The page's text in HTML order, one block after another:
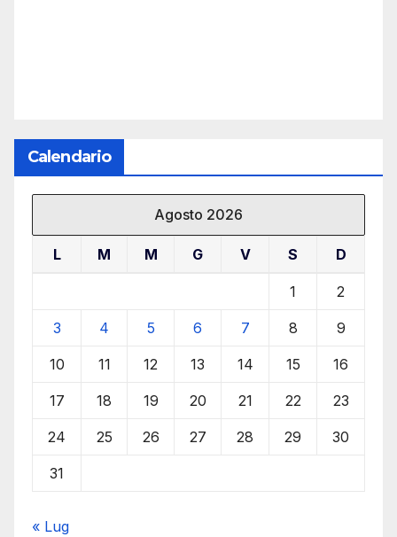
Calendario
Agosto 2026
L M M G V S D
1 2
3 4 5 6 7 8 9
10 11 12 13 14 15 16
17 18 19 20 21 22 23
24 25 26 27 28 29 30
31
« Lug